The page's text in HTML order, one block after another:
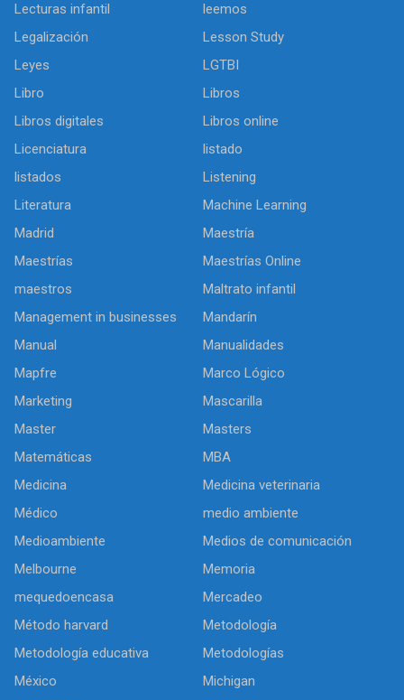
Lecturas infantil
leemos
Legalización
Lesson Study
Leyes
LGTBI
Libro
Libros
Libros digitales
Libros online
Licenciatura
listado
listados
Listening
Literatura
Machine Learning
Madrid
Maestría
Maestrías
Maestrías Online
maestros
Maltrato infantil
Management in businesses
Mandarín
Manual
Manualidades
Mapfre
Marco Lógico
Marketing
Mascarilla
Master
Masters
Matemáticas
MBA
Medicina
Medicina veterinaria
Médico
medio ambiente
Medioambiente
Medios de comunicación
Melbourne
Memoria
mequedoencasa
Mercadeo
Método harvard
Metodología
Metodología educativa
Metodologías
México
Michigan